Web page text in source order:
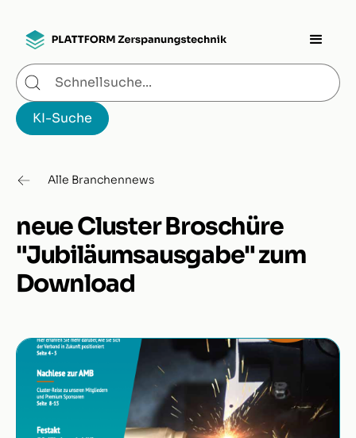
Alle Branchennews
neue Cluster Broschüre
"Jubiläumsausgabe" zum
Download